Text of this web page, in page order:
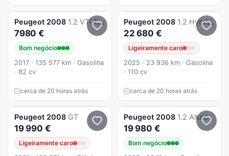
Peugeot 2008 1.2 VTi Active
7980 €
Bom negócio
2017 · 135 577 km · Gasolina
· 82 cv
cerca de 20 horas atrás
Peugeot 2008 1.2 Hybrid Style e-DCS6
22 680 €
Ligeiramente caro
2025 · 23 936 km · Gasolina
· 110 cv
cerca de 20 horas atrás
Peugeot 2008 GT
19 990 €
Ligeiramente caro
Peugeot 2008 1.2 Allure
19 980 €
Bom negócio